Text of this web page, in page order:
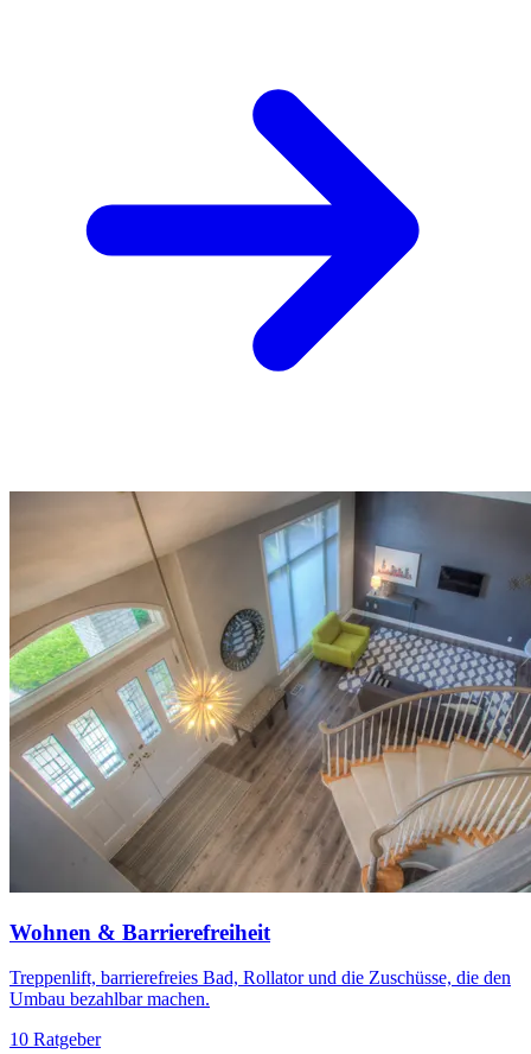
Wohnen & Barrierefreiheit
Treppenlift, barrierefreies Bad, Rollator und die Zuschüsse, die den
Umbau bezahlbar machen.
10 Ratgeber